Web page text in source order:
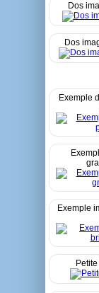
Dos
Dos
Exemple
Exemple